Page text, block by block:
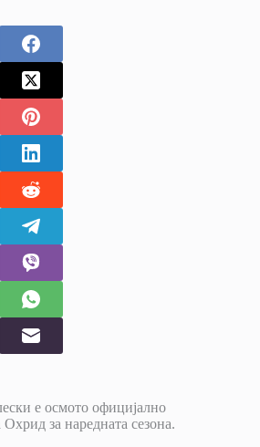
е осмото официјално
за наредната сезона.